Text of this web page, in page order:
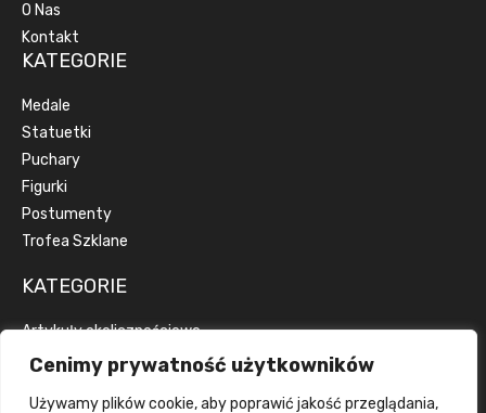
Cenimy prywatność użytkowników
Używamy plików cookie, aby poprawić jakość przeglądania,
O Nas
Kontakt
KATEGORIE
Medale
Statuetki
Puchary
Figurki
Postumenty
Trofea Szklane
KATEGORIE
Artykuły okolicznościowe
Artykuły reklamowe